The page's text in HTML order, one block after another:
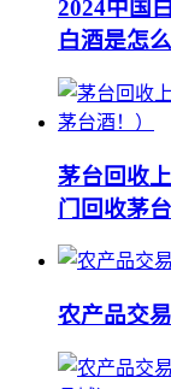
2024中国
白酒是怎
茅台回收
门回收茅台
农产品交